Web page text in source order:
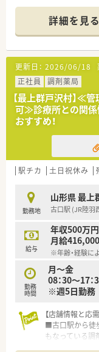
ど応需してお
■常勤の薬剤師
の健康をサポー
【募集背景と求
■今回は欠員補
だける意欲的な
■患者様とのコ
たいという熱意
■調剤業務の経
でも意欲があれ
【法人特徴につ
■山形県最上地
行うなど地域包
り地域住民の
■他職種と緊
宅へのスムー
詳細を見る
更新日： 2026/06/18
正社員
調剤薬局
【最上群戸沢村】≪
可≫診療所との関係
おすすめ！
駅チカ 土日祝休み
勤務地
山形県 最上
古口駅 (JR陸羽
給与
年収500万
月給
※年齢・経験に
勤務
時間
月～金
08：30～17：
※週5日勤務
【店舗情報と応
■古口駅から徒
もなっている調